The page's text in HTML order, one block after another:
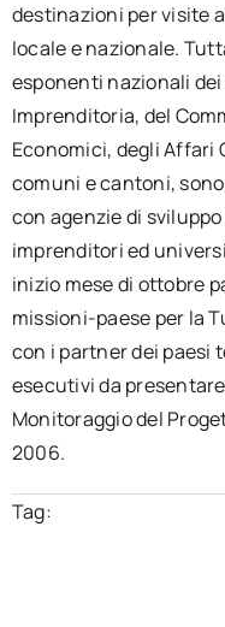
destinazioni per visite
locale e nazionale.
esponenti nazionali
Imprenditoria, del
Economici, degli Affari
comuni e cantoni,
con agenzie di
imprenditori ed
inizio mese di ottobre
missioni-paese per la
con i partner dei paesi
esecutivi da
Monitoraggio del
2006.
Tag: